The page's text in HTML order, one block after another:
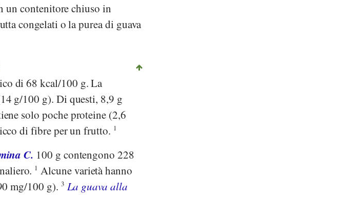
un contenitore chiuso in
congelati o la purea di guava
di 68 kcal/100 g. La
g/100 g). Di questi, 8,9 g
solo poche proteine (2,6
di fibre per un frutto. 1
C. 100 g contengono 228
1 Alcune varietà hanno
mg/100 g). 3 La guava alla